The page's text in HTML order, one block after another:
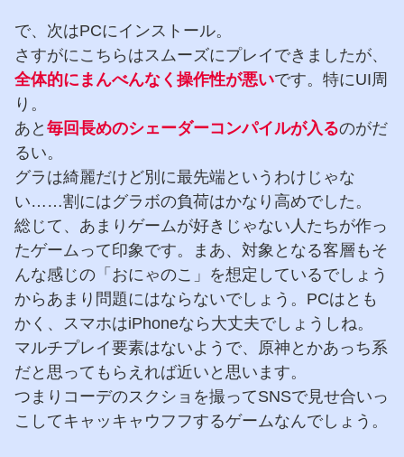
で、次はPCにインストール。
さすがにこちらはスムーズにプレイできましたが、
全体的にまんべんなく操作性が悪いです。特にUI周
り。
あと 毎回長めのシェーダーコンパイルが入るのがだ
るい。
グラは綺麗だけど別に最先端というわけじゃな
い……割にはグラボの負荷はかなり高めでした。
総じて、あまりゲームが好きじゃない人たちが作っ
たゲームって印象です。まあ、対象となる客層もそ
んな感じの「おにゃのこ」を想定しているでしょう
からあまり問題にはならないでしょう。PCはとも
かく、スマホはiPhoneなら大丈夫でしょうしね。
マルチプレイ要素はないようで、原神とかあっち系
だと思ってもらえれば近いと思います。
つまりコーデのスクショを撮ってSNSで見せ合いっ
こしてキャッキャウフフするゲームなんでしょう。